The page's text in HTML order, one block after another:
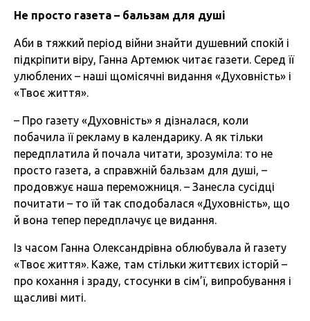
Не просто газета – бальзам для душі
Аби в тяжкий період війни знайти душевний спокій і
підкріпити віру, Ганна Артемюк читає газети. Серед її
улюблених – наші щомісячні видання «Духовність» і
«Твоє життя».
– Про газету «Духовність» я дізналася, коли
побачила її рекламу в календарику. А як тільки
передплатила й почала читати, зрозуміла: то не
просто газета, а справжній бальзам для душі, –
продовжує наша переможниця. – Занесла сусідці
почитати – то їй так сподобалася «Духовність», що
й вона тепер передплачує це видання.
Із часом Ганна Олександрівна облюбувала й газету
«Твоє життя». Каже, там стільки життєвих історій –
про кохання і зраду, стосунки в сім’ї, випробування і
щасливі миті.